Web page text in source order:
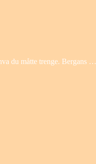
du måtte trenge. Bergans …